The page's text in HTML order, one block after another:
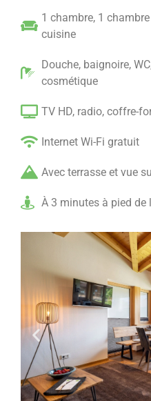
1 chambre, 1
cuisine
Douche, baignoire,
cosmétique
TV HD, radio, coffre-
Internet Wi-Fi gratuit
Avec terrasse et vue
À 3 minutes à pied de